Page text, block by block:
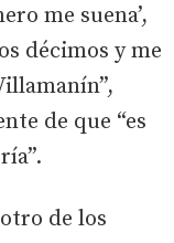
me suena’,
décimos y me
de que “es
de los